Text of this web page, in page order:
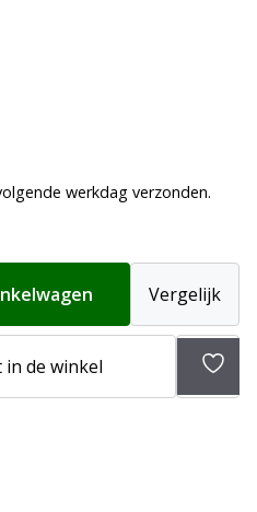
werkdag verzonden.
Vergelijk
de winkel